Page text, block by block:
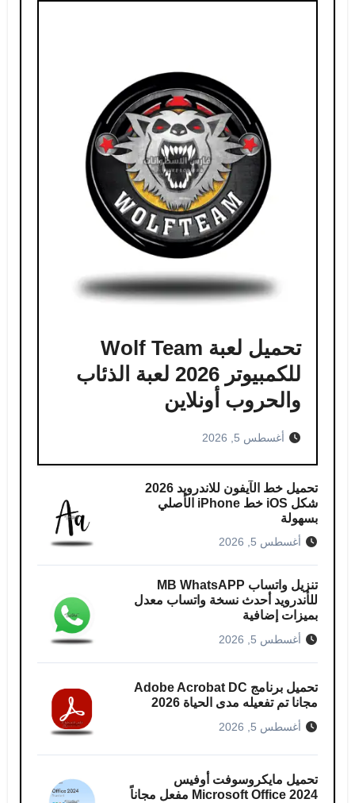
تحميل لعبة Wolf Team
للكمبيوتر 2026 لعبة الذئاب
والحروب أونلاين
أغسطس 5, 2026
تحميل خط الآيفون للاندرويد 2026
شكل iOS خط iPhone الأصلي
بسهولة
أغسطس 5, 2026
تنزيل واتساب MB WhatsAPP
للأندرويد أحدث نسخة واتساب معدل
بميزات إضافية
أغسطس 5, 2026
تحميل برنامج Adobe Acrobat DC
مجانا تم تفعيله مدى الحياة 2026
أغسطس 5, 2026
تحميل مايكروسوفت أوفيس
Microsoft Office 2024 مفعل مجاناً